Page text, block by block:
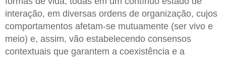
interação, em diversas ordens de organização, cujos
comportamentos afetam-se mutuamente (ser vivo e
meio) e, assim, vão estabelecendo consensos
contextuais que garantem a coexistência e a